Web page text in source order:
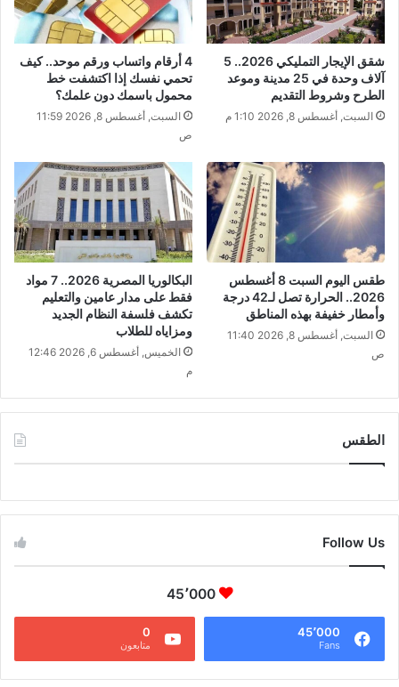
شقق الإيجار التمليكي 2026.. 5
آلاف وحدة في 25 مدينة وموعد
الطرح وشروط التقديم
السبت, أغسطس 8, 2026 1:10 م
​4 أرقام واتساب ورقم موحد.. كيف
تحمي نفسك إذا اكتشفت خط
محمول باسمك دون علمك؟
السبت, أغسطس 8, 2026 11:59
ص
طقس اليوم السبت 8 أغسطس
2026.. الحرارة تصل لـ42 درجة
وأمطار خفيفة بهذه المناطق
السبت, أغسطس 8, 2026 11:40
ص
البكالوريا المصرية 2026.. 7 مواد
فقط على مدار عامين والتعليم
تكشف فلسفة النظام الجديد
ومزاياه للطلاب
الخميس, أغسطس 6, 2026 12:46
م
الطقس
Follow Us
45٬000
45٬000
Fans
0
متابعون